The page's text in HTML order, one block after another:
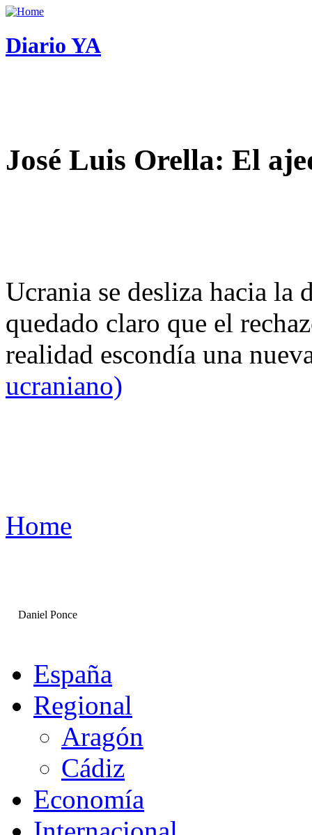
Diario YA
José Luis Orella: El
Ucrania se desliza hacia
quedado claro que el
realidad escondía una
ucraniano)
Home
Daniel Ponce
España
Regional
Aragón
Cádiz
Economía